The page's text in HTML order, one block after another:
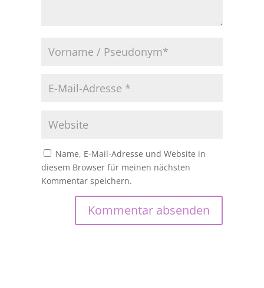
Name, E-Mail-Adresse und Website in
diesem Browser für meinen nächsten
Kommentar speichern.